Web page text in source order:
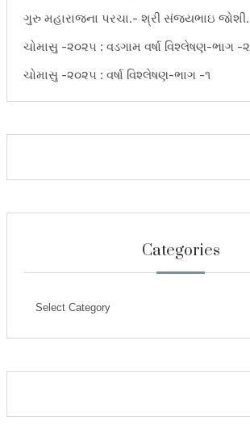
ગુરુ મહારાજના પરચા.- શ્રી સંજયભાઇ જોશી.
ચોમાસુ -૨૦૨૫ : વડગામ વર્ષા વિશ્લેષણ-ભાગ -૨
ચોમાસુ -૨૦૨૫ : વર્ષા વિશ્લેષણ-ભાગ -૧
Categories